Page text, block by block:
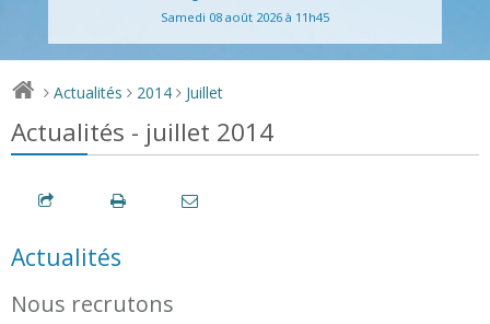
Samedi 08 août 2026 à 11h45
> Actualités > 2014 > Juillet
Actualités - juillet 2014
Actualités
Nous recrutons